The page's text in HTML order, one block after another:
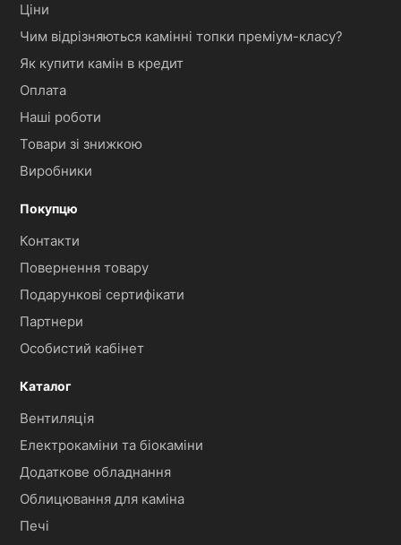
Ціни
Чим відрізняються камінні топки преміум-класу?
Як купити камін в кредит
Оплата
Наші роботи
Товари зі знижкою
Виробники
Покупцю
Контакти
Повернення товару
Подарункові сертифікати
Партнери
Особистий кабінет
Каталог
Вентиляція
Електрокаміни та біокаміни
Додаткове обладнання
Облицювання для каміна
Печі